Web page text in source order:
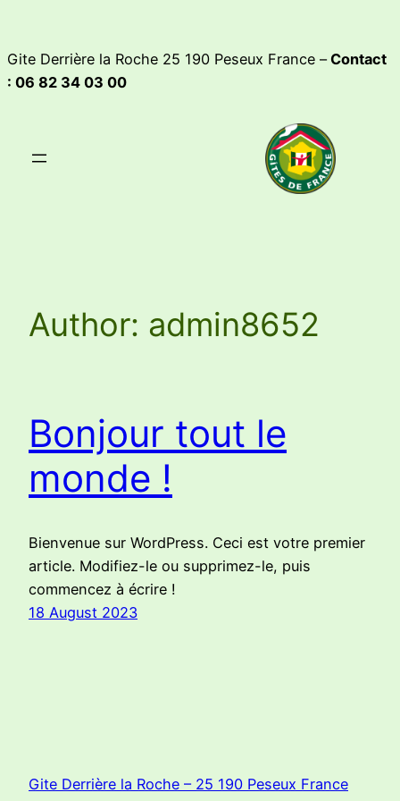
content
Gite Derrière la Roche 25 190 Peseux France –Contact
: 06 82 34 03 00
Author: admin8652
Bonjour tout le
monde !
Bienvenue sur WordPress. Ceci est votre premier
article. Modifiez-le ou supprimez-le, puis
commencez à écrire !
18 August 2023
Gite Derrière la Roche – 25 190 Peseux France